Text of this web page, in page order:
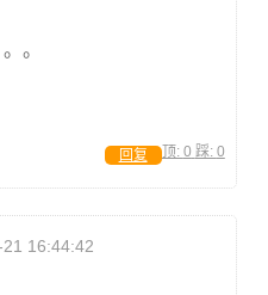
。
顶: 0 踩: 0
回复
16:44:42